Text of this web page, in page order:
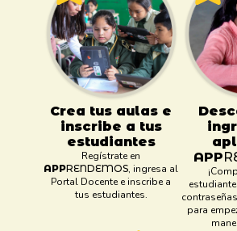
Crea tus aulas e
inscribe a tus
estudiantes
Regístrate en
APPRENDEMOS, ingresa al
Portal Docente e inscribe a
tus estudiantes.
APP
para